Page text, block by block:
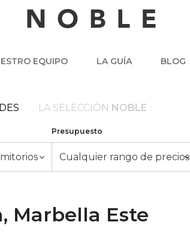
EQUIPO LA GUÍA BLOG
LA SELECCIÓN NOBLE
Presupuesto
Cualquier rango de precios
Marbella Este